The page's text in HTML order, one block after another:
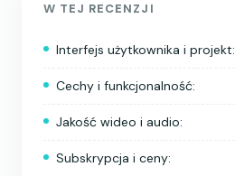
W TEJ RECENZJI
Interfejs użytkownika i projekt:
Cechy i funkcjonalność:
Jakość wideo i audio:
Subskrypcja i ceny: